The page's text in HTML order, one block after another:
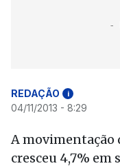
REDAÇÃO i
04/11/2013 - 8:29
A movimentação
cresceu 4,7% em